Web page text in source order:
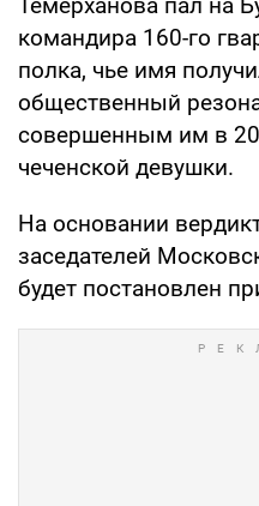
командира 160-го
полка, чье имя
общественный
совершенным им в
чеченской девушки.
На основании
заседателей
будет постановлен